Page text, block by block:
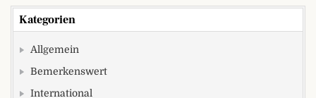
Kategorien
Allgemein
Bemerkenswert
International